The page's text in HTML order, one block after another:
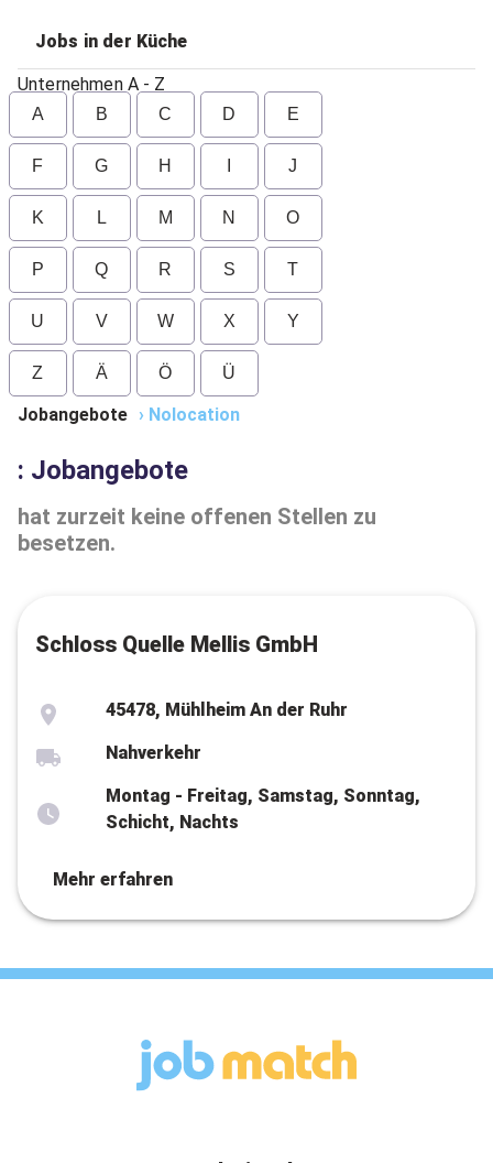
Jobs in der Küche
Unternehmen A - Z
A B C D E
F G H J
K L M N O
P Q R S T
U V W X Y
Z Ä Ö Ü
Jobangebote › Nolocation
: Jobangebote
hat zurzeit keine offenen Stellen zu
besetzen.
Schloss Quelle Mellis GmbH
45478, Mühlheim An der Ruhr
Nahverkehr
Montag - Freitag, Samstag, Sonntag,
Schicht, Nachts
Mehr erfahren